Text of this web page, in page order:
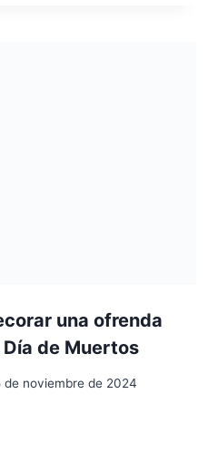
una ofrenda
de Muertos
de noviembre de 2024